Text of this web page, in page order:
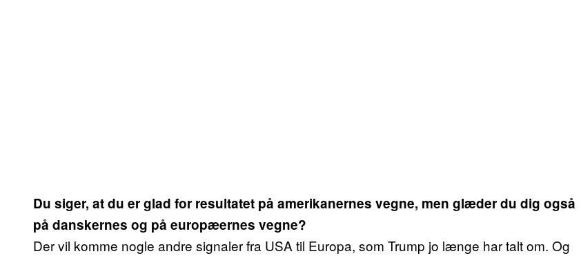
Du siger, at du er glad for resultatet på amerikanernes vegne, men glæder du dig også
på danskernes og på europæernes vegne?
Der vil komme nogle andre signaler fra USA til Europa, som Trump jo længe har talt om. Og